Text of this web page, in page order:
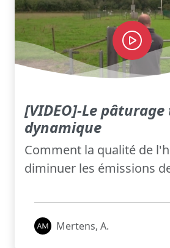
[VIDEO]-Le
dynamique
Comment la qualité de
diminuer les émissions
Mertens, A.